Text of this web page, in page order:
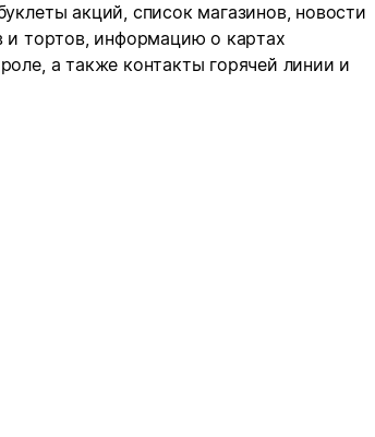
акций, список магазинов, новости
и тортов, информацию о картах
а также контакты горячей линии и